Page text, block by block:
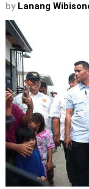
by Lanang